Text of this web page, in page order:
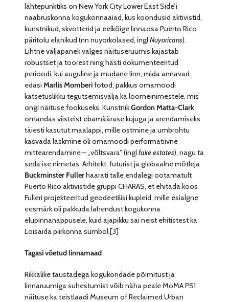
lähtepunktiks on New York City Lower East Side’i
naabruskonna kogukonnaaiad, kus koondusid aktivistid,
kunstnikud, skvotterid ja eelkõige linnaosa Puerto Rico
päritolu elanikud (nn nuyorkolased, inglNuyoricans).
Lihtne väljapanek valges näituseruumis kajastab
robustset ja toorest ning hästi dokumenteeritud
perioodi, kui auguline ja mudane linn, mida annavad
edasiMarlis Momberifotod, pakkus omamoodi
katsetuslikku tegutsemisvälja ka loomeinimestele, mis
ongi näituse fookuseks. KunstnikGordon Matta-Clark
omandas viisteist ebamäärase kujuga ja arendamiseks
täiesti kasutut maalappi, mille ostmine ja umbrohtu
kasvada laskmine oli omamoodi performatiivne
mittearendamine – „võltsvara” (inglfake estates), nagu ta
seda ise nimetas. Arhitekt, futurist ja globaalne mõtleja
Buckminster Fullerhaarati talle endalegi ootamatult
Puerto Rico aktivistide gruppi CHARAS, et ehitada koos
Fulleri projekteeritud geodeetilisi kupleid, mille esialgne
eesmärk oli pakkuda lahendust kogukonna
elupinnanappusele, kuid ajapikku sai neist ehitistest ka
Loisaida piirkonna sümbol.[3]
Tagasi võetud linnamaad
Rikkalike taustadega kogukondade põimitust ja
linnaruumiga suhestumist võib näha peale MoMA PS1
näituse ka teistlaadi Museum of Reclaimed Urban